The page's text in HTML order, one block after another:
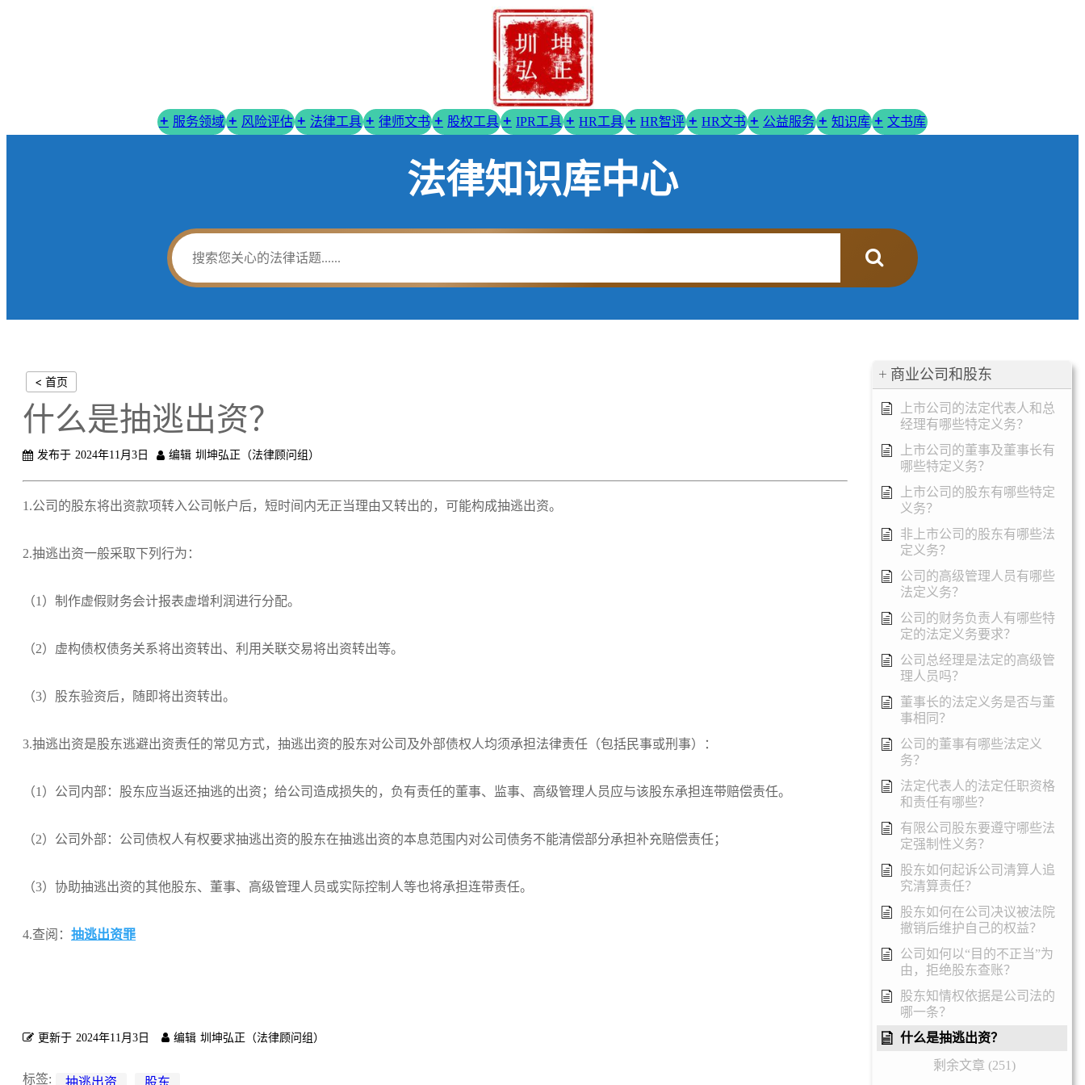
服务领域 风险评估 法律工具 律师文书 股权工具 IPR工具 HR工具 HR智评 HR文书 公益服务 知识库 文书库
法律知识库中心
< 首页
什么是抽逃出资？
发布于 2024年11月3日 编辑 圳坤弘正（法律顾问组）
1.公司的股东将出资款项转入公司帐户后，短时间内无正当理由又转出的，可能构成抽逃出资。
2.抽逃出资一般采取下列行为：
（1）制作虚假财务会计报表虚增利润进行分配。
（2）虚构债权债务关系将出资转出、利用关联交易将出资转出等。
（3）股东验资后，随即将出资转出。
3.抽逃出资是股东逃避出资责任的常见方式，抽逃出资的股东对公司及外部债权人均须承担法律责任（包括民事或刑事）：
（1）公司内部：股东应当返还抽逃的出资；给公司造成损失的，负有责任的董事、监事、高级管理人员应与该股东承担连带赔偿责任。
（2）公司外部：公司债权人有权要求抽逃出资的股东在抽逃出资的本息范围内对公司债务不能清偿部分承担补充赔偿责任；
（3）协助抽逃出资的其他股东、董事、高级管理人员或实际控制人等也将承担连带责任。
4.查阅： 抽逃出资罪
更新于 2024年11月3日 编辑 圳坤弘正（法律顾问组）
标签: 抽逃出资 股东
商业公司和股东
上市公司的法定代表人和总
经理有哪些特定义务？
上市公司的董事及董事长有
哪些特定义务？
上市公司的股东有哪些特定
义务？
非上市公司的股东有哪些法
定义务？
公司的高级管理人员有哪些
法定义务？
公司的财务负责人有哪些特
定的法定义务要求？
公司总经理是法定的高级管
理人员吗？
董事长的法定义务是否与董
事相同？
公司的董事有哪些法定义
务？
法定代表人的法定任职资格
和责任有哪些？
有限公司股东要遵守哪些法
定强制性义务？
股东如何起诉公司清算人追
究清算责任？
股东如何在公司决议被法院
撤销后维护自己的权益？
公司如何以“目的不正当”为
由，拒绝股东查账？
股东知情权依据是公司法的
哪一条？
什么是抽逃出资？
剩余文章 (251)